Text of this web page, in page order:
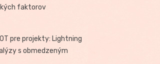
faktorov
pre projekty: Lightning
s obmedzeným